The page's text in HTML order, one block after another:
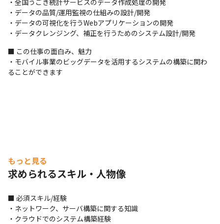
・全国うごき統計サービスのデータ作成処理の開発
・データの品質/運用監視の仕組みの設計/開発
・データの可視化を行うWebアプリケーションの開発
・データクレンジング、補正を行うためのシステム設計/開発
■ この仕事の面白み、魅力
・モバイル事業のビッグデータを活用するシステムの構築に関わ
ることができます
もっと見る
求められるスキル・人物像
■ 必須スキル/経験
・ネットワーク、サーバ構築に関する知識
・クラウドでのシステム構築経験